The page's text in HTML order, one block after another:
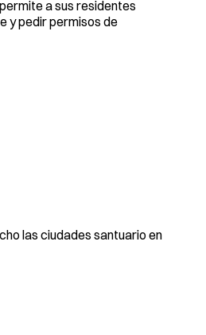
a sus residentes
y pedir permisos de
las ciudades santuario en